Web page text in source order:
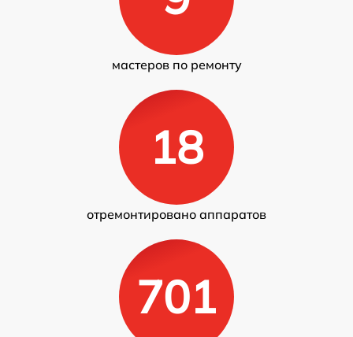
мастеров по ремонту
18
отремонтировано аппаратов
701